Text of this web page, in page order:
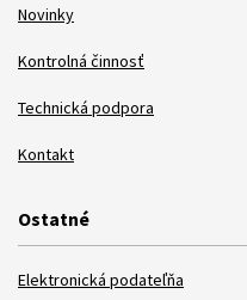
Novinky
Kontrolná činnosť
Technická podpora
Kontakt
Ostatné
Elektronická podateľňa